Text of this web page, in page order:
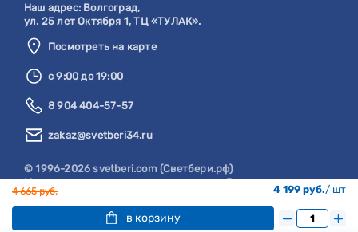
4 665 руб. 4 199 руб./ шт
в корзину
Наш адрес: Волгоград,
ул. 25 лет Октября 1, ТЦ «ТУЛАК».
Посмотреть на карте
с 9:00 до 19:00
8 904 404-57-57
zakaz@svetberi34.ru
© 1996-2026 svetberi.com (Светбери.рф)
Магазин электротехнических товаров.Все права
защищены.